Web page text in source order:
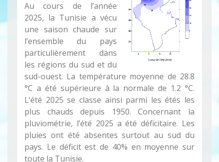
Au cours de l’année
2025, la Tunisie a vécu
une saison chaude sur
l’ensemble du pays
particulièrement dans
les régions du sud et du
sud-ouest. La température moyenne de 28.8
°C a été supérieure à la normale de 1.2 °C.
L’été 2025 se classe ainsi parmi les étés les
plus chauds depuis 1950. Concernant la
pluviométrie, l’été 2025 a été déficitaire. Les
pluies ont été absentes surtout au sud du
pays. Le déficit est de 40% en moyenne sur
toute la Tunisie.